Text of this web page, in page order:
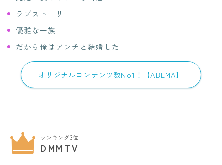
ラブストーリー
優雅な一族
だから俺はアンチと結婚した
オリジナルコンテンツ数No1！【ABEMA】
ランキング3位
DMMTV